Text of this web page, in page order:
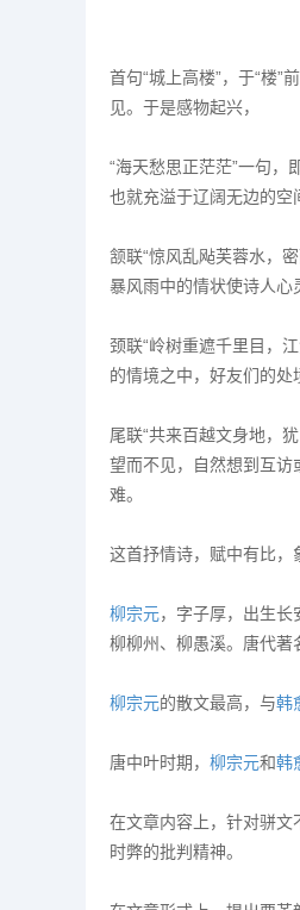
首句“城上高楼”，于“楼”
见。于是感物起兴，
“海天愁思正茫茫”一句，
也就充溢于辽阔无边的空
颔联“惊风乱飐芙蓉水，
暴风雨中的情状使诗人心
颈联“岭树重遮千里目，
的情境之中，好友们的处
尾联“共来百越文身地，
望而不见，自然想到互访
难。
这首抒情诗，赋中有比，
柳宗元，字子厚，出生
柳柳州、柳愚溪。唐代著
柳宗元的散文最高，与韩
唐中叶时期， 柳宗元和韩
在文章内容上，针对骈文
时弊的批判精神。